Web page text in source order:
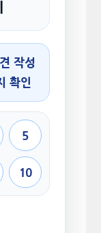
작성
확인
5
10